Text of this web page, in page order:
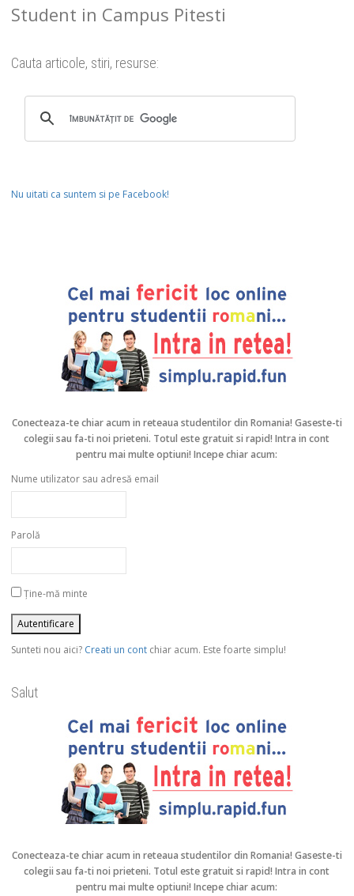
Student in Campus Pitesti
Cauta articole, stiri, resurse:
Nu uitati ca suntem si pe Facebook!
Conecteaza-te chiar acum in reteaua studentilor din Romania! Gaseste-ti
colegii sau fa-ti noi prieteni. Totul este gratuit si rapid! Intra in cont
pentru mai multe optiuni! Incepe chiar acum:
Nume utilizator sau adresă email
Parolă
Ține-mă minte
Sunteti nou aici? Creati un cont chiar acum. Este foarte simplu!
Salut
Conecteaza-te chiar acum in reteaua studentilor din Romania! Gaseste-ti
colegii sau fa-ti noi prieteni. Totul este gratuit si rapid! Intra in cont
pentru mai multe optiuni! Incepe chiar acum: